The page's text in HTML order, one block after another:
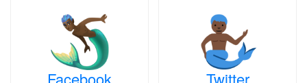
Facebook Twitter